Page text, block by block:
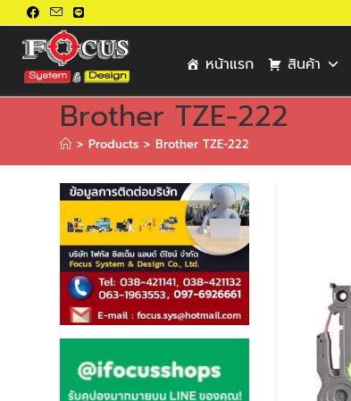
หน้าแรก สินค้า
Brother TZE-222
> Products > Brother TZE-222